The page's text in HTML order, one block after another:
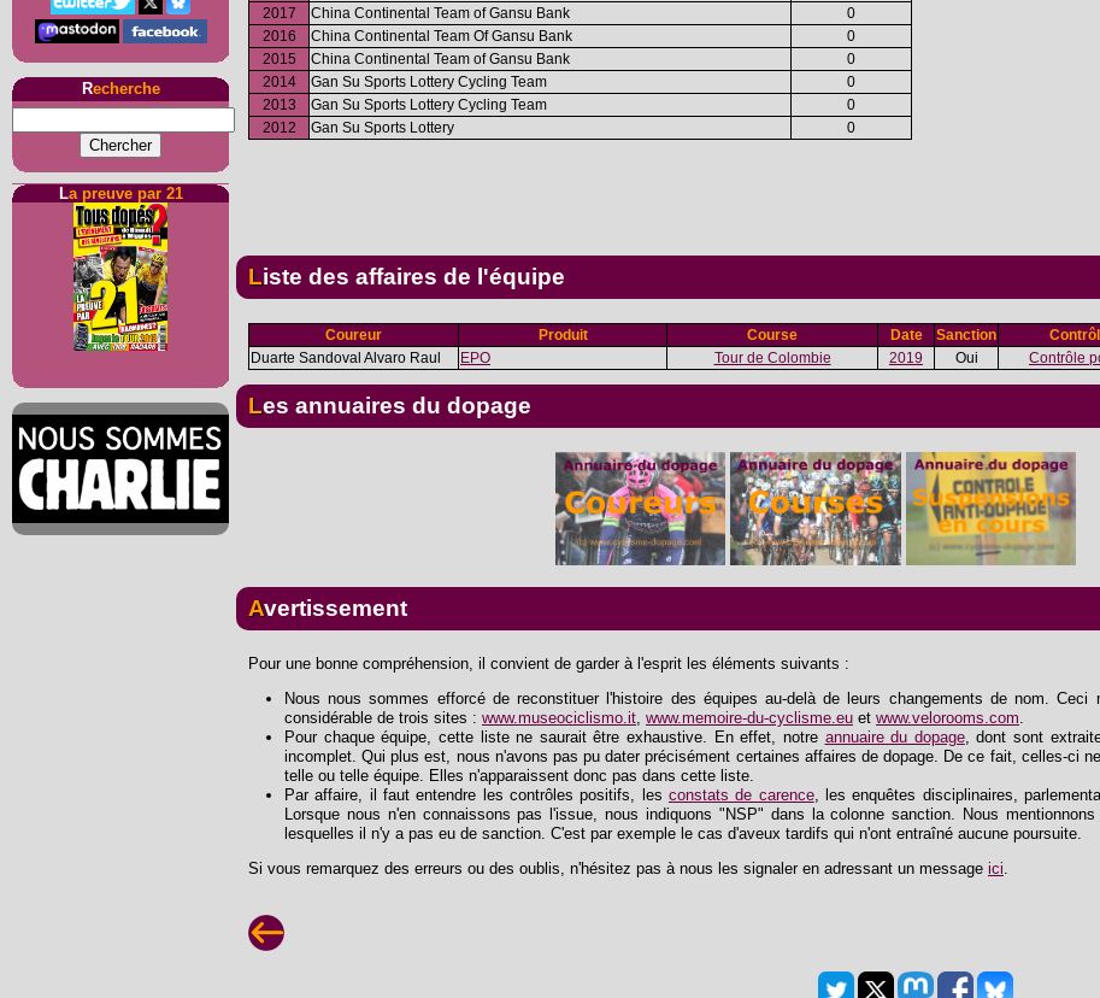
Recherche
La preuve par 21
2017
China Continental Team of Gansu Bank
0
2016
China Continental Team Of Gansu Bank
0
2015
China Continental Team of Gansu Bank
0
2014
Gan Su Sports Lottery Cycling Team
0
2013
Gan Su Sports Lottery Cycling Team
0
2012
Gan Su Sports Lottery 0
Liste des affaires de l'équipe
Coureur Produit Course Date Sanction
Duarte Sandoval Alvaro Raul
EPO Tour de Colombie 2019 Oui Contrôle
Les annuaires du dopage
Avertissement
Pour une bonne compréhension, il convient de garder à l'esprit les éléments suivants :
Nous nous sommes efforcé de reconstituer l'histoire des équipes au-delà de leurs changements de nom. Ceci
considérable de trois sites : www.museociclismo.it www.memoire-du-cyclisme.eu et www.velorooms.com
Pour chaque équipe, cette liste ne saurait être exhaustive. En effet, notre annuaire du dopage, dont sont
incomplet. Qui plus est, nous n'avons pas pu dater précisément certaines affaires de dopage. De ce fait, celles-ci
telle ou telle équipe. Elles n'apparaissent donc pas dans cette liste.
Par affaire, il faut entendre les contrôles positifs, les constats de carence, les enquêtes disciplinaires,
Lorsque nous n'en connaissons pas l'issue, nous indiquons "NSP" dans la colonne sanction. Nous
lesquelles il n'y a pas eu de sanction. C'est par exemple le cas d'aveux tardifs qui n'ont entraîné aucune poursuite.
Si vous remarquez des erreurs ou des oublis, n'hésitez pas à nous les signaler en adressant un message ici.